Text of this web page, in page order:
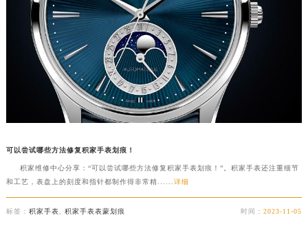
可以尝试哪些方法修复积家手表划痕！
积家维修中心分享：“可以尝试哪些方法修复积家手表划痕！”。积家手表还注重细节
和工艺，表盘上的刻度和指针都制作得非常精...... 详细
标签： 积家手表 积家手表表蒙划痕 时间：2023-11-05